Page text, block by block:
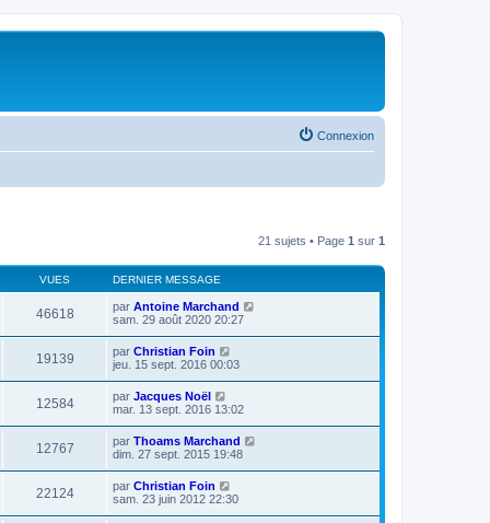
Connexion
21 sujets • Page 1 sur 1
VUES DERNIER MESSAGE
46618 par Antoine Marchand
sam. 29 août 2020 20:27
19139 par Christian Foin
jeu. 15 sept. 2016 00:03
12584 par Jacques Noël
mar. 13 sept. 2016 13:02
12767 par Thoams Marchand
dim. 27 sept. 2015 19:48
22124 par Christian Foin
sam. 23 juin 2012 22:30